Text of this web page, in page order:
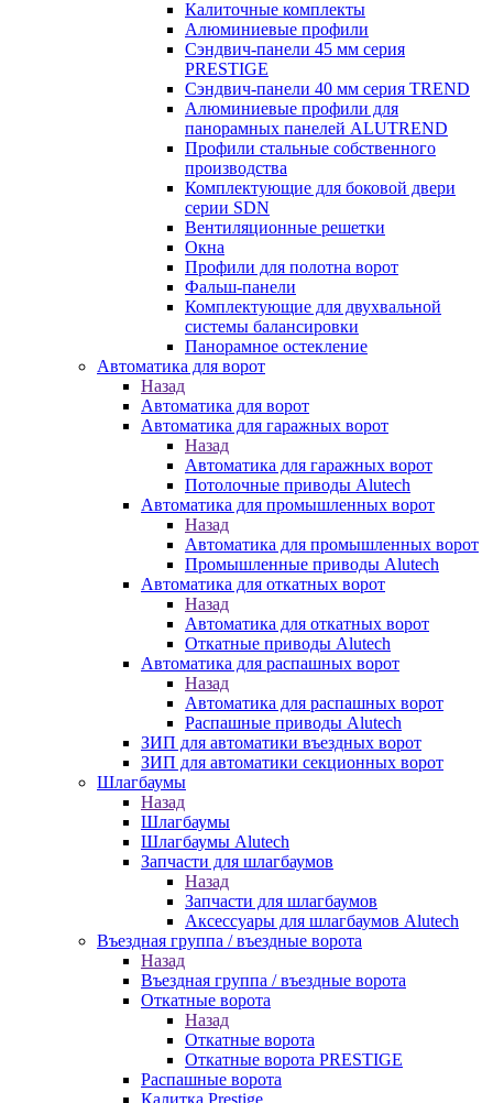
Калиточные комплекты
Алюминиевые профили
Сэндвич-панели 45 мм серия
PRESTIGE
Сэндвич-панели 40 мм серия TREND
Алюминиевые профили для
панорамных панелей ALUTREND
Профили стальные собственного
производства
Комплектующие для боковой двери
серии SDN
Вентиляционные решетки
Окна
Профили для полотна ворот
Фальш-панели
Комплектующие для двухвальной
системы балансировки
Панорамное остекление
Автоматика для ворот
Назад
Автоматика для ворот
Автоматика для гаражных ворот
Назад
Автоматика для гаражных ворот
Потолочные приводы Alutech
Автоматика для промышленных ворот
Назад
Автоматика для промышленных ворот
Промышленные приводы Alutech
Автоматика для откатных ворот
Назад
Автоматика для откатных ворот
Откатные приводы Alutech
Автоматика для распашных ворот
Назад
Автоматика для распашных ворот
Распашные приводы Alutech
ЗИП для автоматики въездных ворот
ЗИП для автоматики секционных ворот
Шлагбаумы
Назад
Шлагбаумы
Шлагбаумы Alutech
Запчасти для шлагбаумов
Назад
Запчасти для шлагбаумов
Аксессуары для шлагбаумов Alutech
Въездная группа / въездные ворота
Назад
Въездная группа / въездные ворота
Откатные ворота
Назад
Откатные ворота
Откатные ворота PRESTIGE
Распашные ворота
Калитка Prestige